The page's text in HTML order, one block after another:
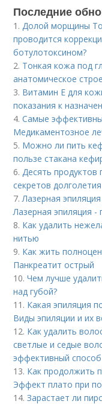
Последние
1.Долой морщины
проводится
ботулотоксином?
2. Тонкая кожа под
анатомическое
3. Витамин E для
показания к
4.Самые
Медикаментозное
5. Можно ли пить
пользе стакана
6.Десять продуктов
секретов долголетия
7.Лазерная
Лазерная эпиляция -
8. Как удалить
нитью
9. Как жить
Панкреатит острый
10.Чем лучше
над губой?
11. Какая эпиляция
Виды эпиляции и их
12. Как удалить
светлые и седые
эффективный способ
13. Как продолжить
Эффект плато при
14.Зарастает ли